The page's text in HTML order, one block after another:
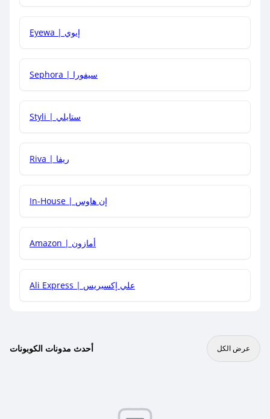
هل يمكنني جمع كود خصم مع العروض الأخرى؟
Eyewa | إيوي
Sephora | سيفورا
Styli | ستايلي
Riva | ريفا
In-House | إن هاوس
Amazon | أمازون
Ali Express | علي إكسبريس
أحدث مدونات الكوبونات عرض الكل